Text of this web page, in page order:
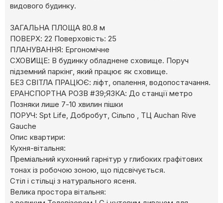
видового будинку.
ЗАГАЛЬНА ПЛОЩА 80.8 м
ПОВЕРХ: 22 Поверховість: 25
ПЛАНУВАННЯ: Ергономічне
СХОВИЩЕ: В будинку обладнене сховище. Поруч
підземний паркінг, який працює як сховище.
БЕЗ СВІТЛА ПРАЦЮЄ: ліфт, опалення, водопостачання.
ЕРАНСПОРТНА РОЗВ #39;ЯЗКА: До станції метро
Позняки лише 7-10 хвилин пішки
ПОРУЧ: Spt Lifе, Добробут, Сільпо , ТЦ Auchan Rive
Gauche
Опис квартири:
Кухня-вітальня:
Преміальний кухонний гарнітур у глибоких графітових
тонах із робочою зоною, що підсвічується.
Стіл і стільці з натурального ясеня.
Велика простора вітальня: